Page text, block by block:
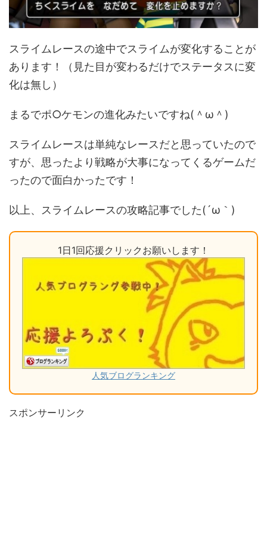
スライムレースの途中でスライムが変化することが
あります！（見た目が変わるだけでステータスに変
化は無し）
まるでポ○ケモンの進化みたいですね(＾ω＾)
スライムレースは単純なレースだと思っていたので
すが、思ったより戦略が大事になってくるゲームだ
ったので面白かったです！
以上、スライムレースの攻略記事でした(´ω｀)
1日1回応援クリックお願いします！
人気ブログランキング
スポンサーリンク